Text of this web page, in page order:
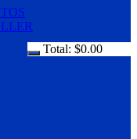
Total: $0.00